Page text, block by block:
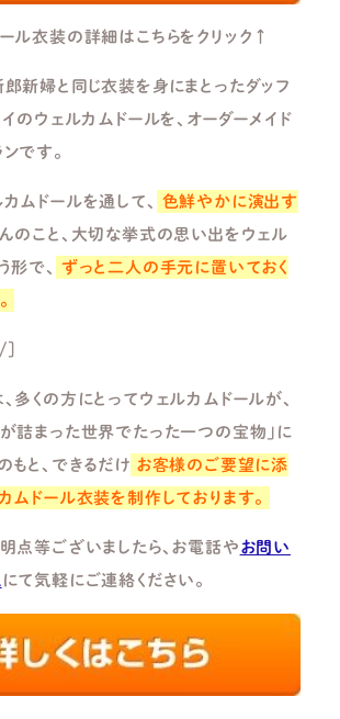
ル衣装の詳細はこちらをクリック↑
新婦と同じ衣装を身にまとったダッフ
イのウェルカムドールを、オーダーメイド
です。
ムドールを通して、 色鮮やかに演出す
のこと、大切な挙式の思い出をウェル
形で、 ずっと二人の手元に置いておく
]
多くの方にとってウェルカムドールが、
が詰まった世界でたった一つの宝物」に
もと、できるだけ お客様のご要望に添
ムドール衣装を制作しております。
点等ございましたら、お電話やお問い
にて気軽にご連絡ください。